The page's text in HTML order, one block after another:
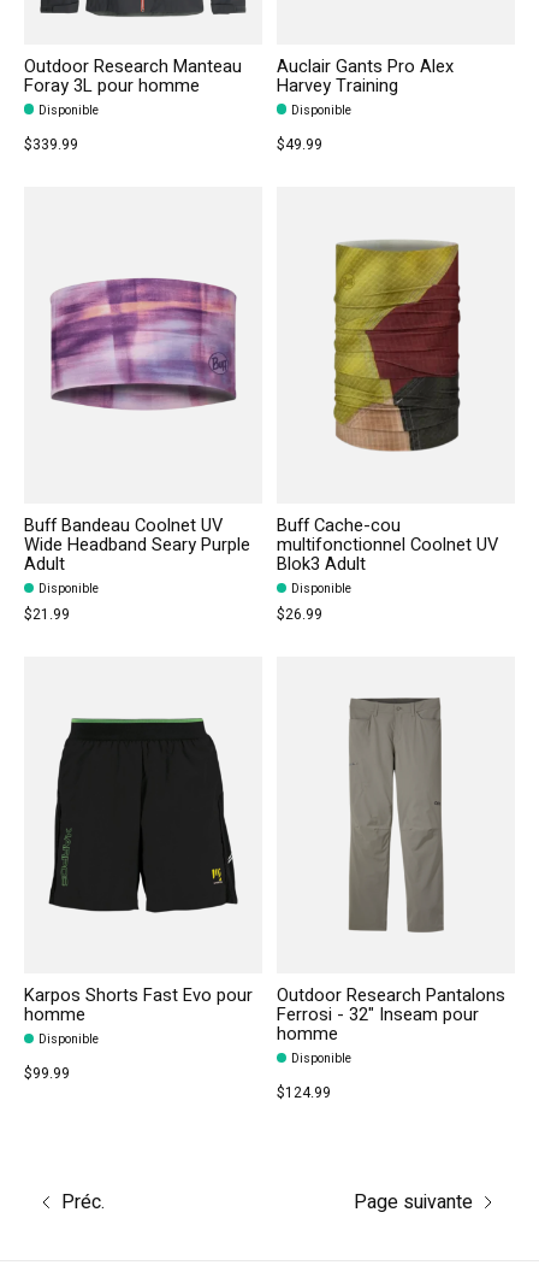
Outdoor Research Manteau
Foray 3L pour homme
Disponible
$339.99
Auclair Gants Pro Alex
Harvey Training
Disponible
$49.99
Buff Bandeau Coolnet UV
Wide Headband Seary Purple
Adult
Disponible
$21.99
Buff Cache-cou
multifonctionnel Coolnet UV
Blok3 Adult
Disponible
$26.99
Karpos Shorts Fast Evo pour
homme
Disponible
$99.99
Outdoor Research Pantalons
Ferrosi - 32" Inseam pour
homme
Disponible
$124.99
Préc. Page suivante